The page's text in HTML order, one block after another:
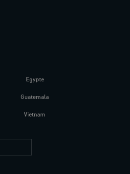
Egypte
Guatemala
Vietnam